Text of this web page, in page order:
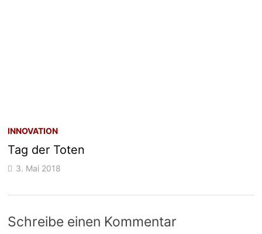
INNOVATION
Tag der Toten
3. Mai 2018
Schreibe einen Kommentar